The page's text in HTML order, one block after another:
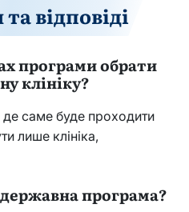
відповіді
програми обрати
клініку?
саме буде проходити
лише клініка,
програма?